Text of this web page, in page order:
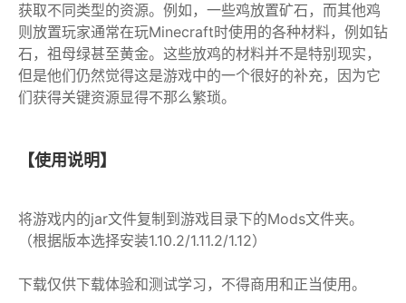
获取不同类型的资源。例如，一些鸡放置矿石，而其他鸡
则放置玩家通常在玩Minecraft时使用的各种材料，例如钻
石，祖母绿甚至黄金。这些放鸡的材料并不是特别现实，
但是他们仍然觉得这是游戏中的一个很好的补充，因为它
们获得关键资源显得不那么繁琐。
【使用说明】
将游戏内的jar文件复制到游戏目录下的Mods文件夹。
（根据版本选择安装1.10.2/1.11.2/1.12）
下载仅供下载体验和测试学习，不得商用和正当使用。